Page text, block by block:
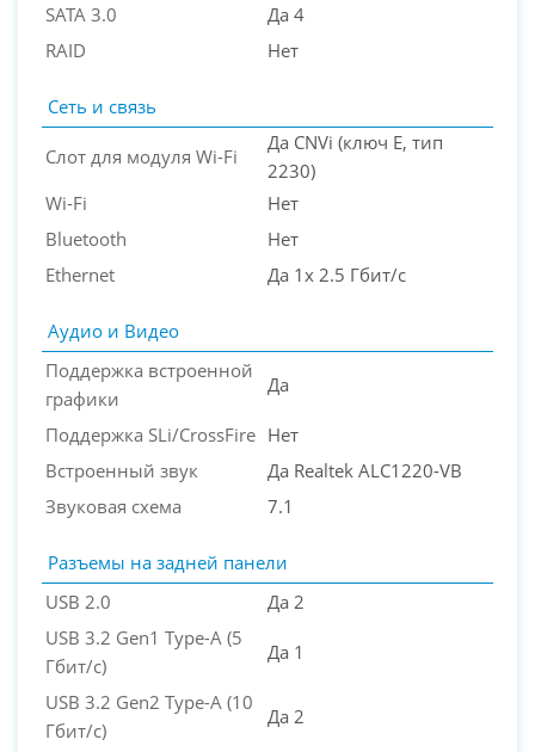
SATA 3.0
Да 4
RAID
Нет
Сеть и связь
Слот для модуля Wi-Fi
Да CNVi (ключ E, тип
2230)
Wi-Fi
Нет
Bluetooth
Нет
Ethernet
Да 1x 2.5 Гбит/с
Аудио и Видео
Поддержка встроенной
графики
Да
Поддержка SLi/CrossFire Нет
Встроенный звук
Да Realtek ALC1220-VB
Звуковая схема
7.1
Разъемы на задней панели
USB 2.0
Да 2
USB 3.2 Gen1 Type-A (5
Гбит/с)
Да 1
USB 3.2 Gen2 Type-A (10
Гбит/с)
Да 2